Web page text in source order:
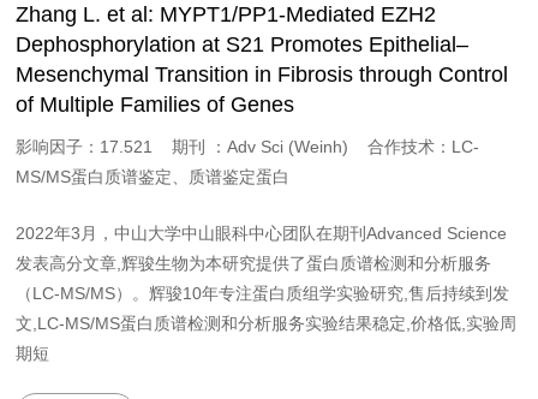
Zhang L. et al: MYPT1/PP1‐Mediated EZH2
Dephosphorylation at S21 Promotes Epithelial–
Mesenchymal Transition in Fibrosis through Control
of Multiple Families of Genes
影响因子：17.521 期刊 ：Adv Sci (Weinh) 合作技术：LC-
MS/MS蛋白质谱鉴定、质谱鉴定蛋白
2022年3月，中山大学中山眼科中心团队在期刊Advanced Science
发表高分文章,辉骏生物为本研究提供了蛋白质谱检测和分析服务
（LC-MS/MS）。辉骏10年专注蛋白质组学实验研究,售后持续到发
文,LC-MS/MS蛋白质谱检测和分析服务实验结果稳定,价格低,实验周
期短